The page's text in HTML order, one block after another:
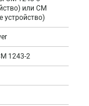
или CM
устройство)
1243-2